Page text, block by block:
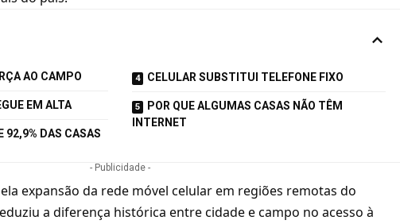
AO CAMPO
EM ALTA
92,9% DAS CASAS
CELULAR SUBSTITUI TELEFONE FIXO
POR QUE ALGUMAS CASAS NÃO TÊM
INTERNET
- Publicidade -
expansão da rede móvel celular em regiões remotas do
a diferença histórica entre cidade e campo no acesso à